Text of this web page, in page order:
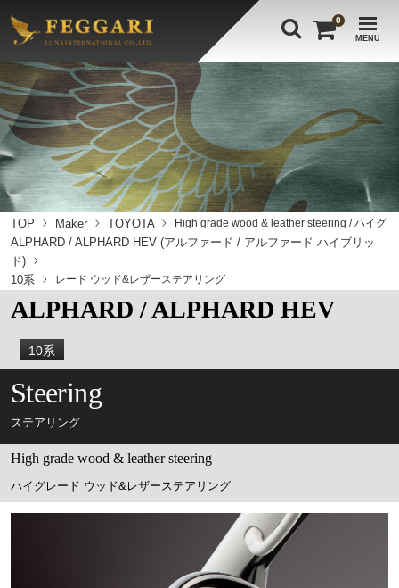
MENU
0
TOP Maker
TOYOTA
ALPHARD / ALPHARD HEV (アルファード / アルファード ハイブリッ
ド)
10系
High grade wood & leather steering / ハイグ
レード ウッド&レザーステアリング
ALPHARD / ALPHARD HEV
10系
Steering
ステアリング
High grade wood & leather steering
ハイグレード ウッド&レザーステアリング